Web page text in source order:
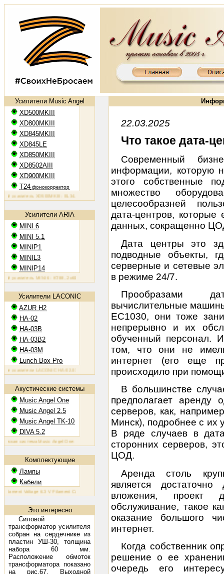
Усилители Music Angel
XD500MKIII
XD800MKIII
XD845MKIII
XD845LE
XD850MKIII
XD8502AIII
XD900MKIII
T24 фонокорректор
XD500MKIII: EL34, 2х50 Вт Ламповый усилитель XD800MKIII: KT88, 2х65 ВтЛамповый
Усилители ARIA
MINI 6
MINI 5.1
MINIP1
MINIL3
MINIP14
MINI 6: KT88, 2х60 ВтЛамповый усилитель MINIP1: 6AQ5, 2х10 Вт Ламповый усилитель
Усилители LACONIC
AZUR H2
HA-02
HA-03B
HA-03B2
HA-03M
Lunch Box Pro
LACONIC HA-02,03B/B2/M: 6N6P, 2х1,2 Вт на 300 Ом
Акустические системы
Music Angel One
Music Angel 2.5
Music Angel TK-10
DIVA 5.2
система Music Angel One: 20 - 100 Вт, 38 Гц - 30 кГц, 86 Дб/Вт/м
Комплектующие
Лампы
Кабели
Voltage 6.3 V Filament Current 1.6 A Plate Voltage (max) 800 V Plate Current (max) 230 mA Plate
Это интересно
Силовой
трансформатор усилителя
собран на сердечнике из
пластин УШ-30, толщина
набора 60 мм.
Расположение обмоток
трансформатора показано
на рис.67. Выходной
22.03.2025
Что такое дата-
Современный
информации, которую
этого собственные
множество
целесообразней
дата-центров,
данных, сокращенно
Дата центры это
подводные объекты,
серверные и сетевые
в режиме 24/7.
Прообразами
вычислительные
ЕС1030, они тоже
непрерывно и их
обученный персонал.
том, что они не
интернет (его еще
происходило при
В большинстве
предполагает аренду
серверов, как,
Минск), подробнее с их
В ряде случаев в
сторонних серверов,
ЦОД.
Аренда столь
является
вложения, проект
обслуживание, такое
оказание большого
интернет.
Когда собственник
решение о ее
очередь его